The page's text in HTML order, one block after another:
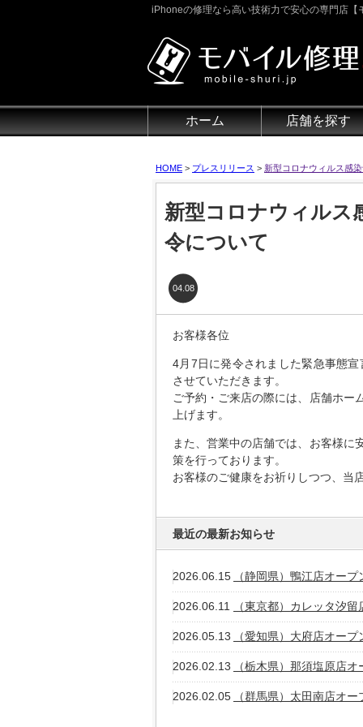
iPhoneの修理なら高い技術力で安心の専門店【
ホーム 店舗を探す
HOME > プレスリリース > 新型コロナウィルス感
新型コロナウィルス
令について
04.08
お客様各位
4月7日に発令されました緊急事態
させていただきます。
ご予約・ご来店の際には、店舗ホー
上げます。
また、営業中の店舗では、お客様に
策を行っております。
お客様のご健康をお祈りしつつ、当
最近の最新お知らせ
2026.06.15 （静岡県）鴨江店オー
2026.06.11 （東京都）カレッタ汐
2026.05.13 （愛知県）大府店オー
2026.02.13 （栃木県）那須塩原店
2026.02.05 （群馬県）太田南店オ